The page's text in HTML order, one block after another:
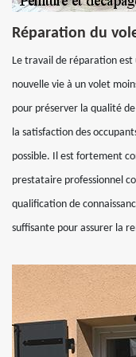
Réparation du
Le travail de réparation
nouvelle vie à un volet
pour préserver la qualité
la satisfaction des
possible. Il est fortement
prestataire professionnel
qualification de
suffisante pour assurer la